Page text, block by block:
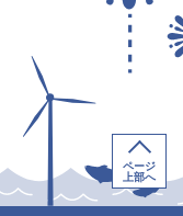
ページ
上部へ